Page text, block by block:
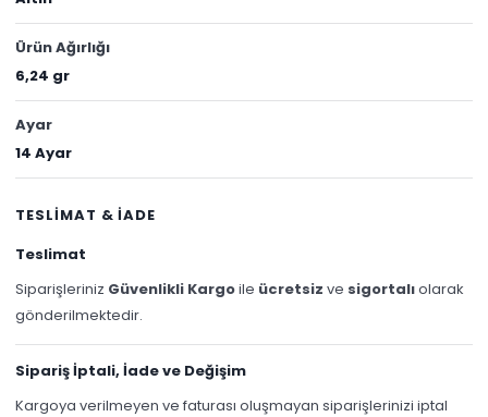
Ürün Ağırlığı
6,24 gr
Ayar
14 Ayar
TESLİMAT & İADE
Teslimat
Siparişleriniz Güvenlikli Kargoile ücretsiz ve sigortalıolarak
gönderilmektedir.
Sipariş İptali, İade ve Değişim
Kargoya verilmeyen ve faturası oluşmayan siparişlerinizi iptal